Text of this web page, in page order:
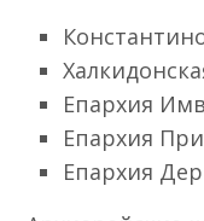
Епархия
Епархия
Епархия